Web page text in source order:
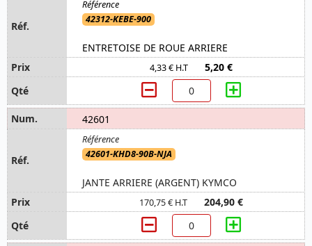
42312-KEBE-900
ENTRETOISE DE ROUE ARRIERE
4,33 € H.T 5,20 €
42601
42601-KHD8-90B-NJA
JANTE ARRIERE (ARGENT) KYMCO
170,75 € H.T 204,90 €